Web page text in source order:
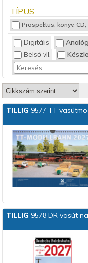
TÍPUS
Prospektus, könyv, CD,
Digitális Analóg
Belső vil.
TILLIG 9577 TT
TILLIG 9578 DR vasút